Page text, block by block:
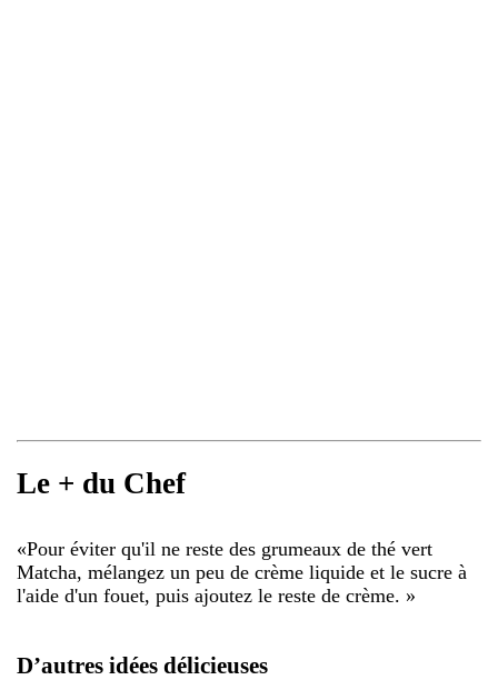
Le + du Chef
«Pour éviter qu'il ne reste des grumeaux de thé vert
Matcha, mélangez un peu de crème liquide et le sucre à
l'aide d'un fouet, puis ajoutez le reste de crème. »
D’autres idées délicieuses